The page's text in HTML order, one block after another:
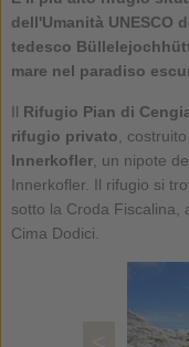
dell'Umanità UNESCO
tedesco
mare nel paradiso
Il Rifugio Pian di
rifugio privato ,
Innerkofler, un nipote
Innerkofler. Il rifugio si
sotto la Croda Fiscalina,
Cima Dodici.